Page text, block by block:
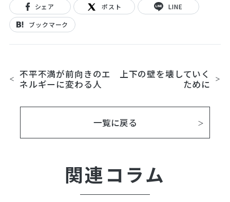
シェア ポスト LINE
ブックマーク
不平不満が前向きのエ
ネルギーに変わる人
一覧に戻る
上下の壁を壊していく
ために
関連コラム